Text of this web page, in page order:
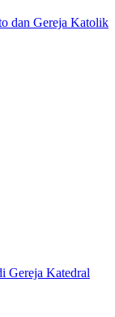
dan Gereja Katolik
Gereja Katedral